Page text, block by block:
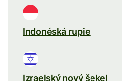
Indonéská rupie
Izraelský nový šekel